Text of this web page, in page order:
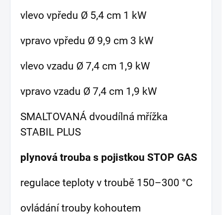
vlevo vpředu Ø 5,4 cm 1 kW
vpravo vpředu Ø 9,9 cm 3 kW
vlevo vzadu Ø 7,4 cm 1,9 kW
vpravo vzadu Ø 7,4 cm 1,9 kW
SMALTOVANÁ dvoudílná mřížka
STABIL PLUS
plynová trouba s pojistkou STOP GAS
regulace teploty v troubě 150–300 °C
ovládání trouby kohoutem